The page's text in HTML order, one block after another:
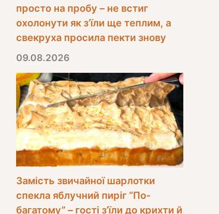
просто на пробу – не встиг
охолонути як з’їли ще теплим, а
свекруха просила пекти знову
09.08.2026
Замість звичайної шарлотки
спекла яблучний пиріг “По-
багатому” – гості з’їли до крихти й